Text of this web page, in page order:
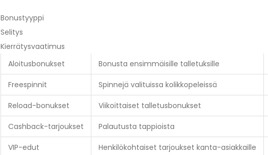
Bonustyyppi
Selitys
Kierrätysvaatimus
Aloitusbonukset
Bonusta ensimmäisille talletuksille
Freespinnit Spinnejä valituissa kolikkopeleissä
Reload-bonukset Viikoittaiset talletusbonukset
Cashback-tarjoukset Palautusta tappioista
VIP-edut Henkilökohtaiset tarjoukset kanta-asiakkaille